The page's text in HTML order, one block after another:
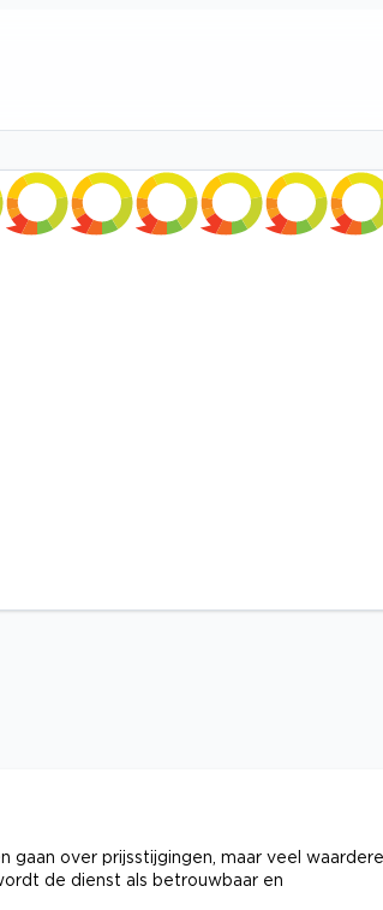
over prijsstijgingen, maar veel
de dienst als betrouwbaar en